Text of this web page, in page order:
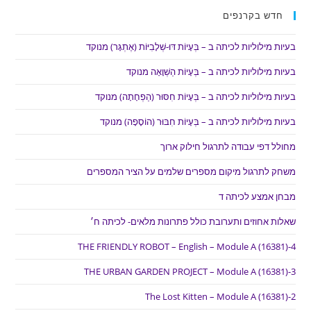
חדש בקרנפים
בעיות מילוליות לכיתה ב – בְּעָיוֹת דּוּ-שְׁלָבִיּוֹת (אֶתְגָּר) מנוקד
בעיות מילוליות לכיתה ב – בְּעָיוֹת הַשְׁוָאָה מנוקד
בעיות מילוליות לכיתה ב – בְּעָיוֹת חִסּוּר (הַפְחָתָה) מנוקד
בעיות מילוליות לכיתה ב – בְּעָיוֹת חִבּוּר (הוֹסָפָה) מנוקד
מחולל דפי עבודה לתרגול חילוק ארוך
משחק לתרגול מיקום מספרים שלמים על הציר המספרים
מבחן אמצע לכיתה ד
שאלות אחוזים ותערובת כולל פתרונות מלאים- לכיתה ח׳
THE FRIENDLY ROBOT – English – Module A (16381)-4
THE URBAN GARDEN PROJECT – Module A (16381)-3
The Lost Kitten – Module A (16381)-2